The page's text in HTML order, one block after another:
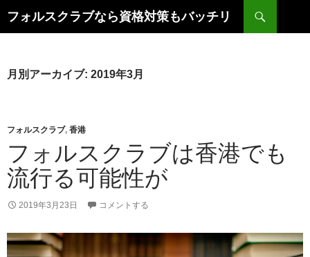
ン
ツ
フォルスクラブなら資格対策もバッチリ
索
月別アーカイブ: 2019年3月
フォルスクラブ, 香港
フォルスクラブは香港でも
流行る可能性が
2019年3月23日 コメントする